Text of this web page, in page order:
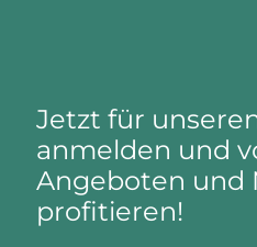
Jetzt für
anmelden und
Angeboten und
profitieren!